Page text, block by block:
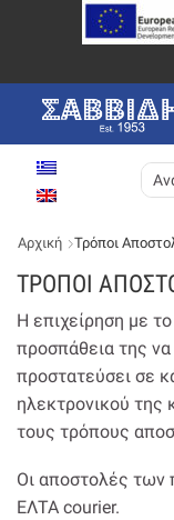
Αρχική Τρόποι
ΤΡΟΠΟΙ
Η επιχείρηση με το
προσπάθεια της
προστατεύσει σε
ηλεκτρονικού της
τους τρόπους
Οι αποστολές των
ΕΛΤΑ courier.